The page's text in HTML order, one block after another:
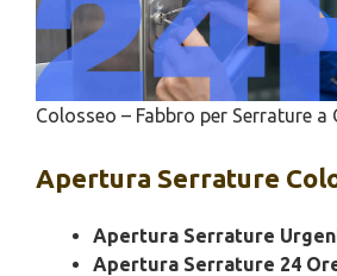
Colosseo – Fabbro per Serrature a
Apertura Serrature
Apertura Serrature
Apertura Serrature 24